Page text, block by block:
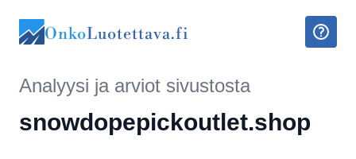
OnkoLuotettava.fi
Analyysi ja arviot sivustosta
snowdopepickoutlet.shop